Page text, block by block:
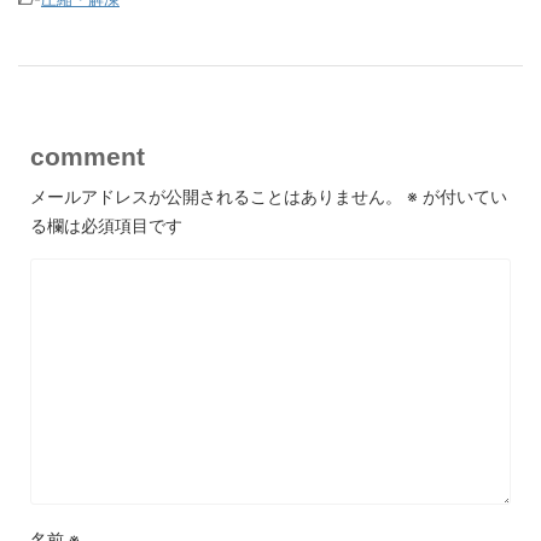
comment
メールアドレスが公開されることはありません。 ※ が付いてい
る欄は必須項目です